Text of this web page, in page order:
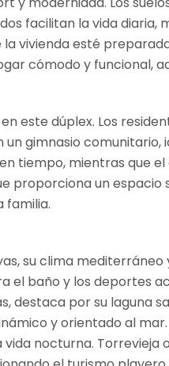
facilitan la vida
vivienda esté
cómodo y funcional,
este dúplex. Los
gimnasio
tiempo, mientras que
proporciona un espacio
familia.
su clima
el baño y los deportes
por su laguna
y orientado al
nocturna.